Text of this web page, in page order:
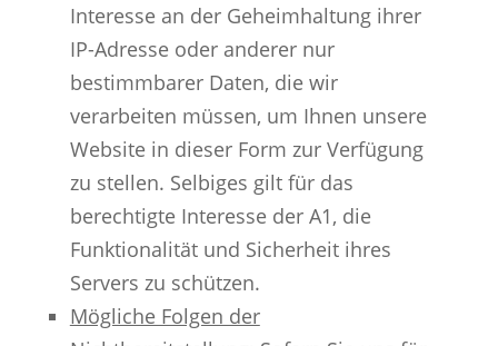
Interesse an der Geheimhaltung ihrer
IP-Adresse oder anderer nur
bestimmbarer Daten, die wir
verarbeiten müssen, um Ihnen unsere
Website in dieser Form zur Verfügung
zu stellen. Selbiges gilt für das
berechtigte Interesse der A1, die
Funktionalität und Sicherheit ihres
Servers zu schützen.
Mögliche Folgen der